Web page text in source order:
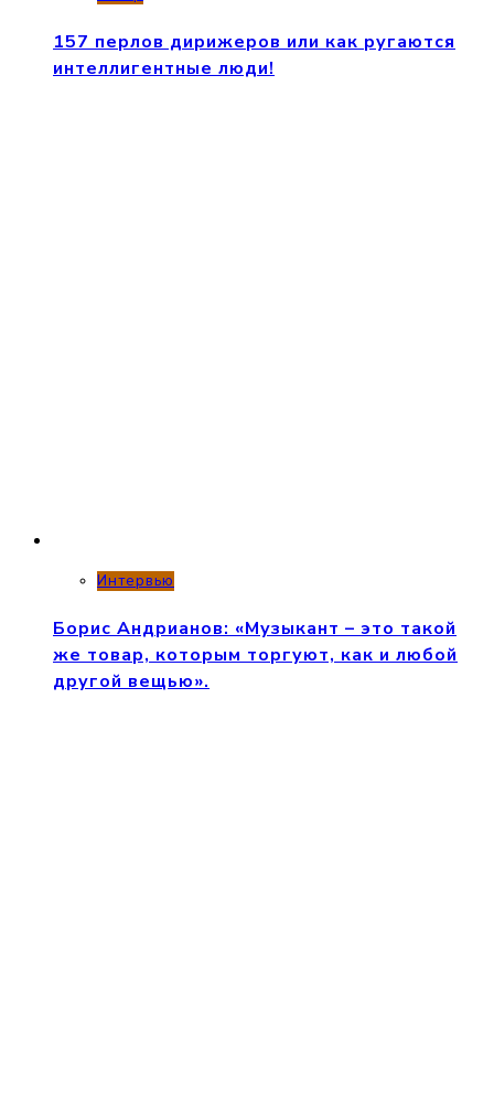
157 перлов дирижеров или как ругаются
интеллигентные люди!
Интервью
Борис Андрианов: «Музыкант – это такой
же товар, которым торгуют, как и любой
другой вещью».